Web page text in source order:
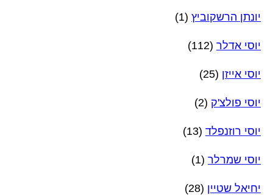
יונתן הרשקוביץ (1)
יוסי אדלר (112)
יוסי אייזן (25)
יוסי פולצ'ק (2)
יוסי רוזנפלד (13)
יוסי שמרלר (1)
יחיאל שטיין (28)